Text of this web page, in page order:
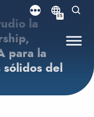
ES
la
para la
del